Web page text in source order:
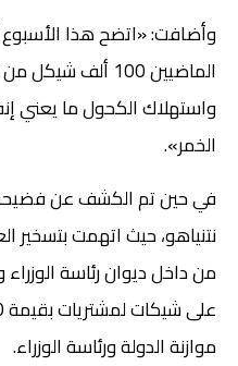
وأضافت: «اتضح هذا الأسبوع
الماضيين 100 ألف
الخمر».
في حين تم الكشف عن
نتنياهو، حيث اتهمت بتسخير
من داخل ديوان رئاسة
موازنة الدولة ورئاسة الوزراء.